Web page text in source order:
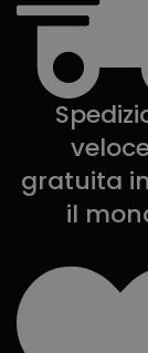
gratuita
il